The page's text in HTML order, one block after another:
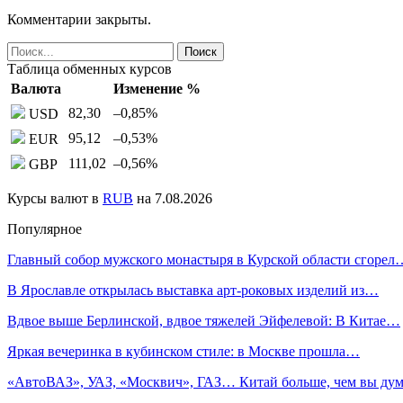
Комментарии закрыты.
Таблица обменных курсов
Валюта
Изменение %
USD
82,30 –0,85%
EUR
95,12 –0,53%
GBP
111,02 –0,56%
Курсы валют в RUB на 7.08.2026
Популярное
Главный собор мужского монастыря в Курской области
В Ярославле открылась выставка арт-роковых изделий из…
Вдвое выше Берлинской, вдвое тяжелей Эйфелевой: В Китае…
Яркая вечеринка в кубинском стиле: в Москве прошла…
«АвтоВАЗ», УАЗ, «Москвич», ГАЗ… Китай больше, чем вы